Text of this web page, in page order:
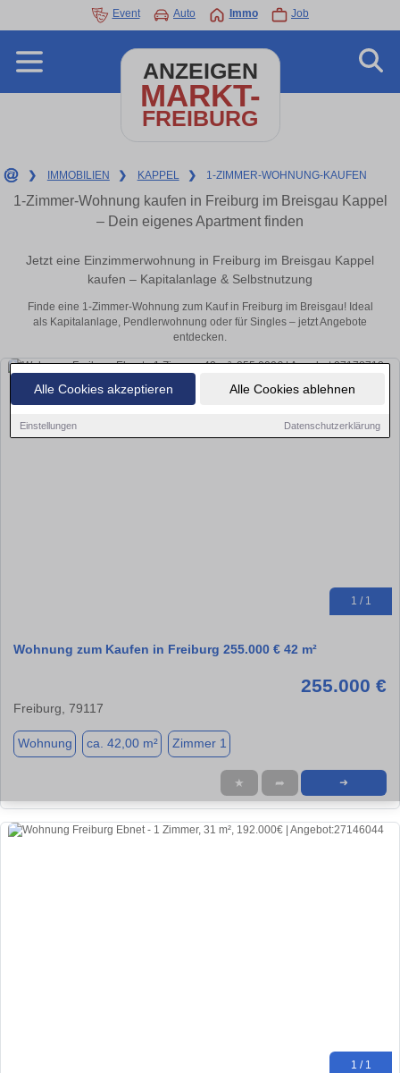
Alle Cookies akzeptieren Alle Cookies ablehnen
Einstellungen Datenschutzerklärung
Event Auto Immo Job
ANZEIGEN
MARKT-
FREIBURG
❯ IMMOBILIEN ❯ KAPPEL ❯ 1-ZIMMER-WOHNUNG-KAUFEN
1-Zimmer-Wohnung kaufen in Freiburg im Breisgau Kappel
– Dein eigenes Apartment finden
Jetzt eine Einzimmerwohnung in Freiburg im Breisgau Kappel
kaufen – Kapitalanlage & Selbstnutzung
Finde eine 1-Zimmer-Wohnung zum Kauf in Freiburg im Breisgau! Ideal
als Kapitalanlage, Pendlerwohnung oder für Singles – jetzt Angebote
entdecken.
1 / 1
Wohnung zum Kaufen in Freiburg 255.000 € 42 m²
255.000 €
Freiburg, 79117
Wohnung ca. 42,00 m² Zimmer 1
★ ➦ ➜
1 / 1